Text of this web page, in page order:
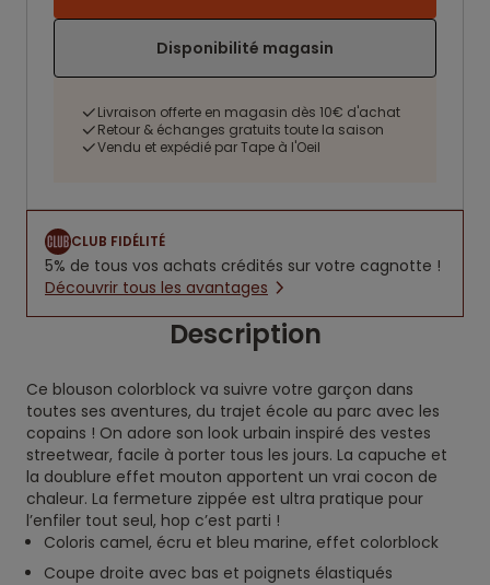
Disponibilité magasin
Livraison offerte en magasin dès 10€ d'achat
Retour & échanges gratuits toute la saison
Vendu et expédié par Tape à l'Oeil
CLUB FIDÉLITÉ
5% de tous vos achats crédités sur votre cagnotte !
Découvrir tous les avantages
Description
Ce blouson colorblock va suivre votre garçon dans
toutes ses aventures, du trajet école au parc avec les
copains ! On adore son look urbain inspiré des vestes
streetwear, facile à porter tous les jours. La capuche et
la doublure effet mouton apportent un vrai cocon de
chaleur. La fermeture zippée est ultra pratique pour
l’enfiler tout seul, hop c’est parti !
Coloris camel, écru et bleu marine, effet colorblock
Coupe droite avec bas et poignets élastiqués